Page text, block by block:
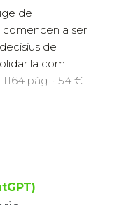
de
comencen a ser
de
la com...
pàg. · 54 €